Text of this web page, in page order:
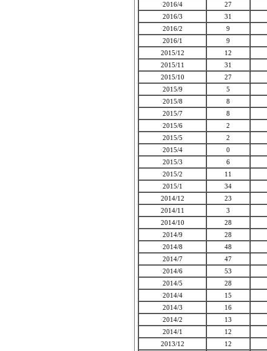
2016/4
27
2016/3
31
2016/2
9
2016/1
9
2015/12
12
2015/11
31
2015/10
27
2015/9
5
2015/8
8
2015/7
8
2015/6
2
2015/5
2
2015/4
0
2015/3
6
2015/2
11
2015/1
34
2014/12
23
2014/11
3
2014/10
28
2014/9
28
2014/8
48
2014/7
47
2014/6
53
2014/5
28
2014/4
15
2014/3
16
2014/2
13
2014/1
12
2013/12
12